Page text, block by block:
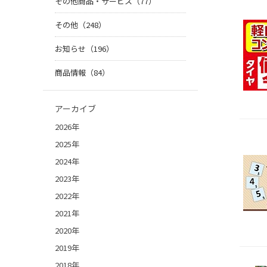
その他（248）
お知らせ（196）
商品情報（84）
アーカイブ
2026年
2025年
2024年
2023年
2022年
2021年
2020年
2019年